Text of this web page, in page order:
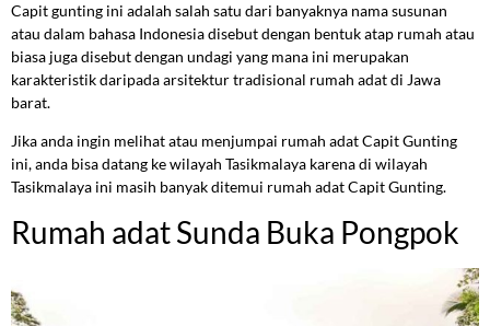
Capit gunting ini adalah salah satu dari banyaknya nama susunan
atau dalam bahasa Indonesia disebut dengan bentuk atap rumah atau
biasa juga disebut dengan undagi yang mana ini merupakan
karakteristik daripada arsitektur tradisional rumah adat di Jawa
barat.
Jika anda ingin melihat atau menjumpai rumah adat Capit Gunting
ini, anda bisa datang ke wilayah Tasikmalaya karena di wilayah
Tasikmalaya ini masih banyak ditemui rumah adat Capit Gunting.
Rumah adat Sunda Buka Pongpok